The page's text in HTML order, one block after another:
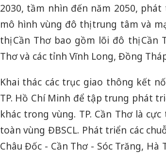
2030, tầm nhìn đến năm 2050,
mô hình vùng đô thị trung tâm và
thị Cần Thơ bao gồm lõi đô thị Cần
Thơ và các tỉnh Vĩnh Long, Đồng
Khai thác các trục giao thông kết
TP. Hồ Chí Minh để tập trung phát
khác trong vùng. TP. Cần Thơ là
toàn vùng ĐBSCL. Phát triển các
Châu Đốc - Cần Thơ - Sóc Trăng, Hà